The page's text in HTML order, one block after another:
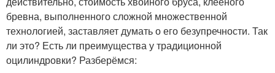
бревна, выполненного сложной множественной
технологией, заставляет думать о его безупречности. Так
ли это? Есть ли преимущества у традиционной
оцилиндровки? Разберёмся: